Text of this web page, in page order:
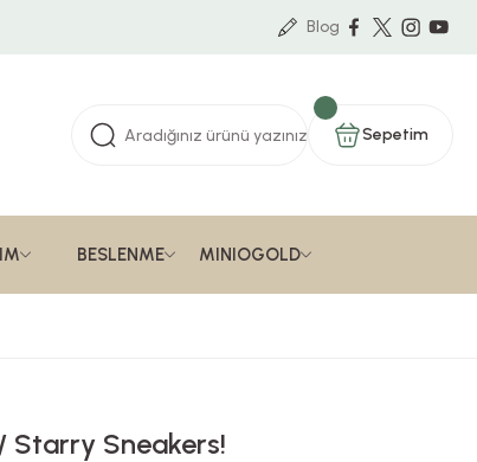
Blog
Sepetim
BESLENME MINIOGOLD
Starry Sneakers!